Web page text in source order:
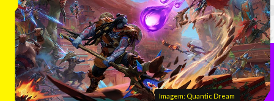
Imagem: Quantic Dream